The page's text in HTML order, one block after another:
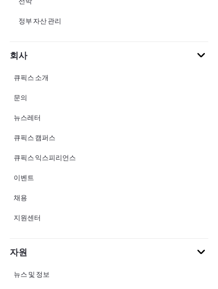
정부 자산 관리
회사
큐픽스 소개
문의
뉴스레터
큐픽스 캠퍼스
큐픽스 익스피리언스
이벤트
채용
지원센터
자원
뉴스 및 정보